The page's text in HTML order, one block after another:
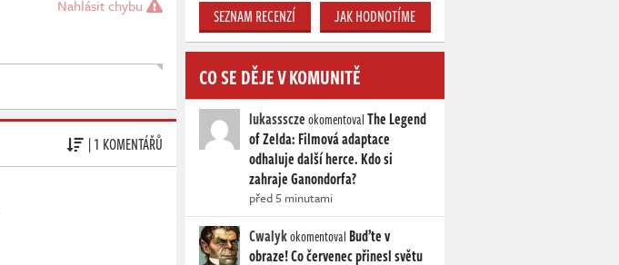
Nahlásit chybu
| 1 KOMENTÁŘŮ
SEZNAM RECENZÍ JAK HODNOTÍME
CO SE DĚJE V KOMUNITĚ
lukasssczeokomentovalThe Legend
of Zelda: Filmová adaptace
odhaluje další herce. Kdo si
zahraje Ganondorfa?
před 5 minutami
Cwalykokomentoval Buďte v
obraze! Co červenec přinesl světu